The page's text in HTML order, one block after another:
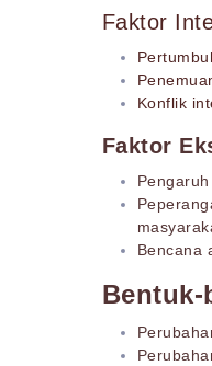
Faktor
Konflik
Faktor
Bencana
Bentuk-